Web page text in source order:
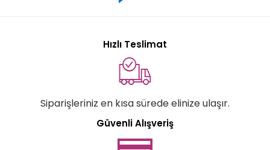
Hızlı Teslimat
Siparişleriniz en kısa sürede elinize ulaşır.
Güvenli Alışveriş